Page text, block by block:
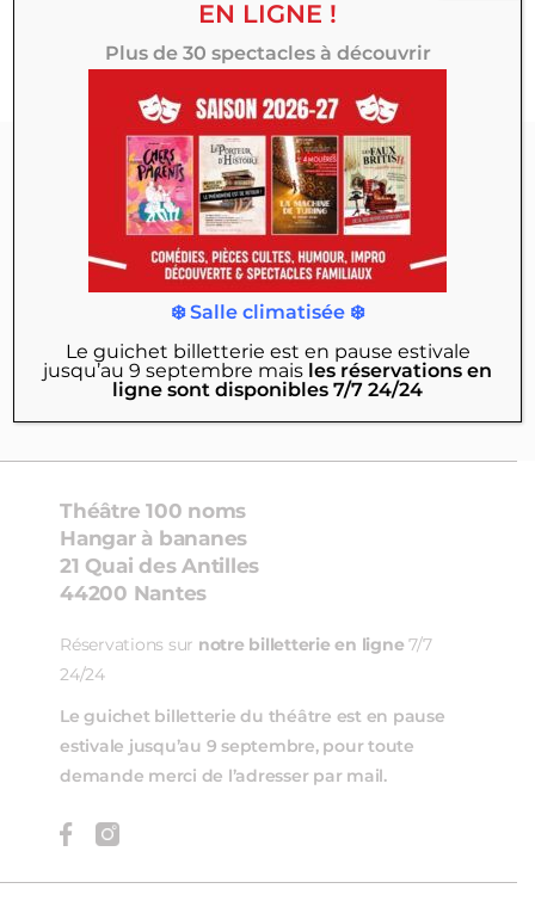
émotions toute la saison au Théâtre 100 Noms.
Abonnez-vous à
notre Newsletter :
Actualités, exclusivités, mises en vente des
nouveaux spectacles, offres & bons plans…
JE M'INSCRIS
Théâtre 100 noms
Hangar à bananes
21 Quai des Antilles
44200 Nantes
Réservations sur notre billetterie en ligne 7/7
24/24
Le guichet billetterie du théâtre est en pause
estivale jusqu’au 9 septembre, pour toute
demande merci de l’adresser par mail.
EN LIGNE !
Plus de 30 spectacles à découvrir
❄️ Salle climatisée ❄️
Le guichet billetterie est en pause estivale
jusqu’au 9 septembre mais les réservations en
ligne sont disponibles 7/7 24/24